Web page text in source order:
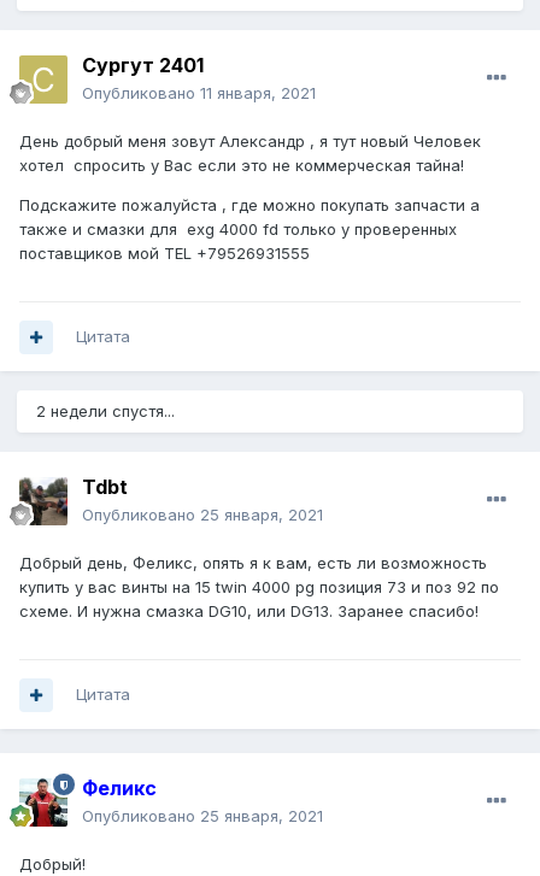
Сургут 2401
Опубликовано 11 января, 2021
День добрый меня зовут Александр , я тут новый Человек
хотел спросить у Вас если это не коммерческая тайна!
Подскажите пожалуйста , где можно покупать запчасти а
также и смазки для exg 4000 fd только у проверенных
поставщиков мой TEL +79526931555
Цитата
2 недели спустя...
Tdbt
Опубликовано 25 января, 2021
Добрый день, Феликс, опять я к вам, есть ли возможность
купить у вас винты на 15 twin 4000 pg позиция 73 и поз 92 по
схеме. И нужна смазка DG10, или DG13. Заранее спасибо!
Цитата
Феликс
Опубликовано 25 января, 2021
Добрый!